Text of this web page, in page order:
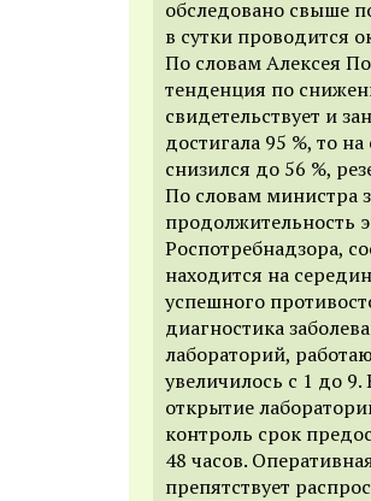
обследовано свыше
в сутки проводится
По словам Алексея
тенденция по
свидетельствует и
достигала 95 %, то
снизился до 56 %,
По словам министра
продолжительность
Роспотребнадзора,
находится на
успешного
диагностика
лабораторий,
увеличилось с 1 до
открытие
контроль срок
48 часов.
препятствует